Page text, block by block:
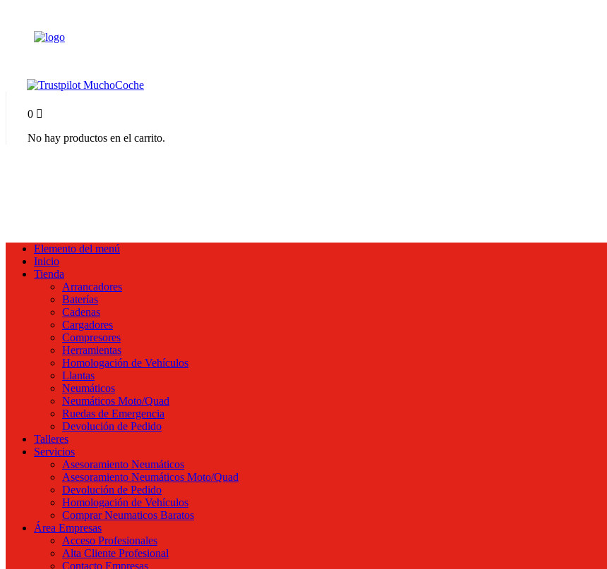
0
No hay productos en el carrito.
Elemento del menú
Inicio
Tienda
Arrancadores
Baterías
Cadenas
Cargadores
Compresores
Herramientas
Homologación de Vehículos
Llantas
Neumáticos
Neumáticos Moto/Quad
Ruedas de Emergencia
Devolución de Pedido
Talleres
Servicios
Asesoramiento Neumáticos
Asesoramiento Neumáticos Moto/Quad
Devolución de Pedido
Homologación de Vehículos
Comprar Neumaticos Baratos
Área Empresas
Acceso Profesionales
Alta Cliente Profesional
Contacto Empresas